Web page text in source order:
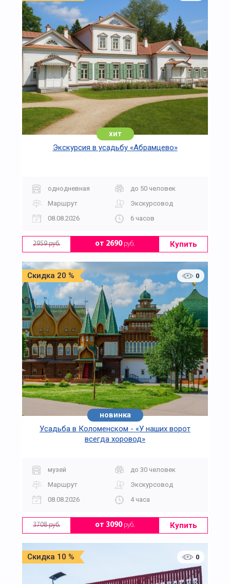
хит
Экскурсия в усадьбу «Абрамцево»
однодневная
до 50 человек
Маршрут
Экскурсовод
08.08.2026
6 часов
2959 руб. от 2690руб. Купить
Скидка 20 % 0
новинка
Усадьба в Коломенском - «У наших ворот
всегда хоровод»
музей
до 30 человек
Маршрут
Экскурсовод
08.08.2026
4 часа
3708 руб. от 3090руб. Купить
Скидка 10 % 0